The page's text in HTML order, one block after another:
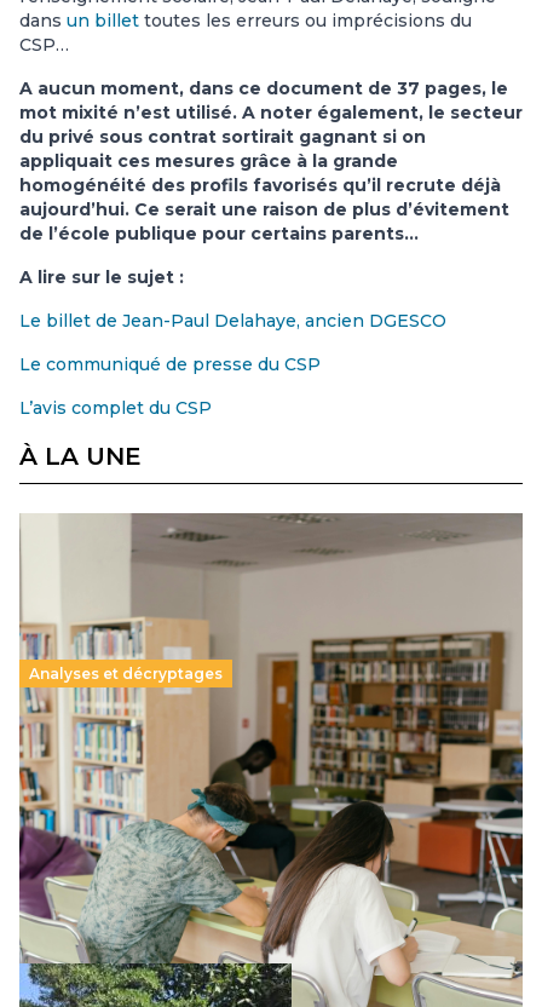
dans un billet toutes les erreurs ou imprécisions du
CSP…
A aucun moment, dans ce document de 37 pages, le
mot mixité n’est utilisé. A noter également, le secteur
du privé sous contrat sortirait gagnant si on
appliquait ces mesures grâce à la grande
homogénéité des profils favorisés qu’il recrute déjà
aujourd’hui. Ce serait une raison de plus d’évitement
de l’école publique pour certains parents…
A lire sur le sujet :
Le billet de Jean-Paul Delahaye, ancien DGESCO
Le communiqué de presse du CSP
L’avis complet du CSP
À LA UNE
Analyses et décryptages
Supérieur privé : une dérive qui met à mal la
promesse républicaine
11 juillet 2026-
Le projet de loi sur la régulation de l’enseignement
supérieur privé met en lumière l’amplification d’un système
qui relègue l’acte pédagogique au superfétatoire, voire à…
Lire la suite →